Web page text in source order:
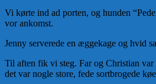
Vi kørte ind ad porten, og hunden
vor ankomst.
Jenny serverede en æggekage og hvid
Til aften fik vi steg. Far og Christian var
det var nogle store, fede sortbrogede